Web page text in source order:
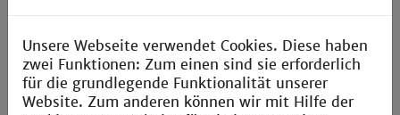
Unsere Webseite verwendet Cookies. Diese haben
zwei Funktionen: Zum einen sind sie erforderlich
für die grundlegende Funktionalität unserer
Website. Zum anderen können wir mit Hilfe der